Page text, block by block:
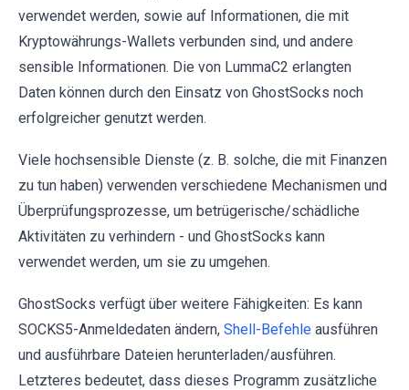
verwendet werden, sowie auf Informationen, die mit
Kryptowährungs-Wallets verbunden sind, und andere
sensible Informationen. Die von LummaC2 erlangten
Daten können durch den Einsatz von GhostSocks noch
erfolgreicher genutzt werden.
Viele hochsensible Dienste (z. B. solche, die mit Finanzen
zu tun haben) verwenden verschiedene Mechanismen und
Überprüfungsprozesse, um betrügerische/schädliche
Aktivitäten zu verhindern - und GhostSocks kann
verwendet werden, um sie zu umgehen.
GhostSocks verfügt über weitere Fähigkeiten: Es kann
SOCKS5-Anmeldedaten ändern, Shell-Befehle ausführen
und ausführbare Dateien herunterladen/ausführen.
Letzteres bedeutet, dass dieses Programm zusätzliche